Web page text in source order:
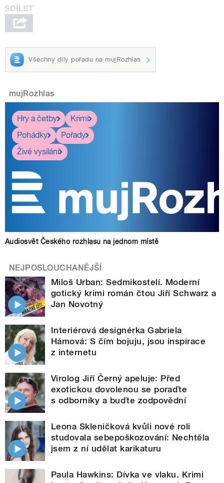
pause
Všechny díly pořadu na mujRozhlas
mujRozhlas
Hry a četby
Krimi
Pohádky
Pořady
Živé vysílání
Audiosvět Českého rozhlasu na jednom místě
NEJPOSLOUCHANĚJŠÍ
Miloš Urban: Sedmikostelí. Moderní
gotický krimi román čtou Jiří Schwarz a
Jan Novotný
Interiérová designérka Gabriela
Hámová: S čím bojuju, jsou inspirace
z internetu
Virolog Jiří Černý apeluje: Před
exotickou dovolenou se poraďte
s odborníky a buďte zodpovědní
Leona Skleničková kvůli nové roli
studovala sebepoškozování: Nechtěla
jsem z ní udělat karikaturu
Paula Hawkins: Dívka ve vlaku. Krimi